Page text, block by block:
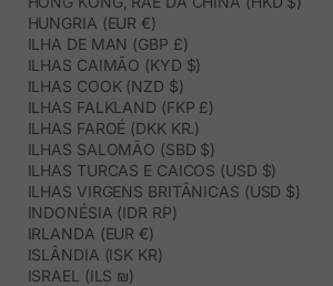
HUNGRIA (EUR €)
ILHA DE MAN (GBP £)
ILHAS CAIMÃO (KYD $)
ILHAS COOK (NZD $)
ILHAS FALKLAND (FKP £)
ILHAS FAROÉ (DKK KR.)
ILHAS SALOMÃO (SBD $)
ILHAS TURCAS E CAICOS (USD $)
ILHAS VIRGENS BRITÂNICAS (USD $)
INDONÉSIA (IDR RP)
IRLANDA (EUR €)
ISLÂNDIA (ISK KR)
ISRAEL (ILS ₪)